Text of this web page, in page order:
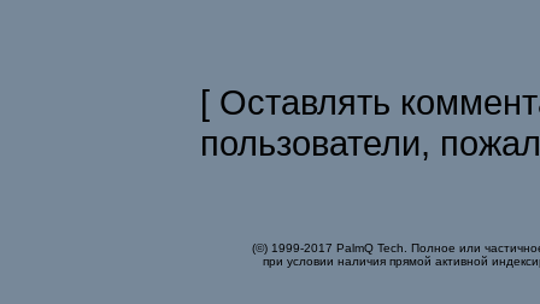
[ Оставлять
пользователи,
(©) 1999-2017 PalmQ Tech. Полное или
при условии наличия прямой активной